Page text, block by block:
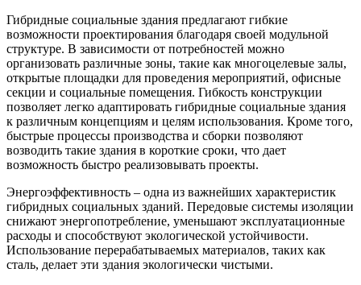
Гибридные социальные здания предлагают гибкие
возможности проектирования благодаря своей модульной
структуре. В зависимости от потребностей можно
организовать различные зоны, такие как многоцелевые залы,
открытые площадки для проведения мероприятий, офисные
секции и социальные помещения. Гибкость конструкции
позволяет легко адаптировать гибридные социальные здания
к различным концепциям и целям использования. Кроме того,
быстрые процессы производства и сборки позволяют
возводить такие здания в короткие сроки, что дает
возможность быстро реализовывать проекты.
Энергоэффективность – одна из важнейших характеристик
гибридных социальных зданий. Передовые системы изоляции
снижают энергопотребление, уменьшают эксплуатационные
расходы и способствуют экологической устойчивости.
Использование перерабатываемых материалов, таких как
сталь, делает эти здания экологически чистыми.